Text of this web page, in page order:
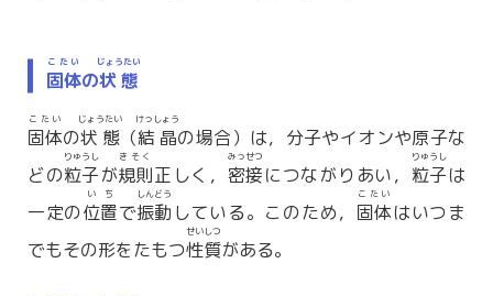
固体
こたい
の状態
じょうたい
固体
こたい
の状態
じょうたい
（結晶
けっしょう
の場合）は，分子やイオンや原子な
どの粒子
りゅうし
が規則
きそく
正しく， 密接
みっせつ
につながりあい， 粒子
りゅうし
は
一定の位置
いち
で振動
しんどう
している。このため， 固体
こたい
はいつま
でもその形をたもつ性質
せいしつ
がある。